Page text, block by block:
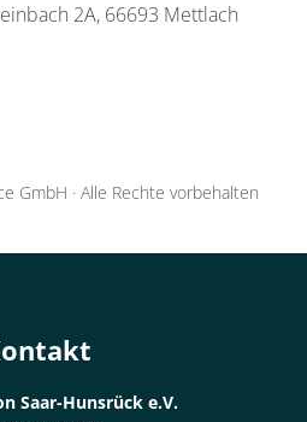
2A, 66693 Mettlach
GmbH · Alle Rechte vorbehalten
Saar-Hunsrück e.V.